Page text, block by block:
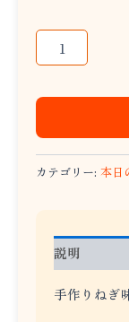
カテゴリー: 本日
説明
手作りねぎ